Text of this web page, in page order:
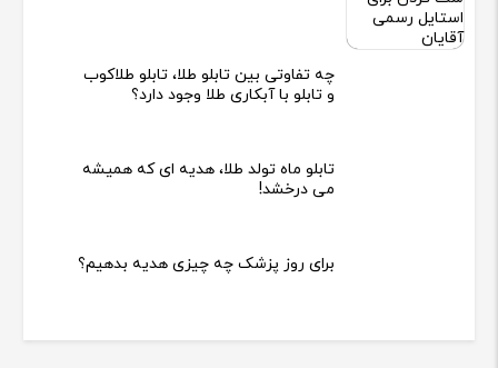
چه تفاوتی بین تابلو طلا، تابلو طلاکوب
و تابلو با آبکاری طلا وجود دارد؟
تابلو ماه تولد طلا، هدیه ای که همیشه
می درخشد!
برای روز پزشک چه چیزی هدیه بدهیم؟